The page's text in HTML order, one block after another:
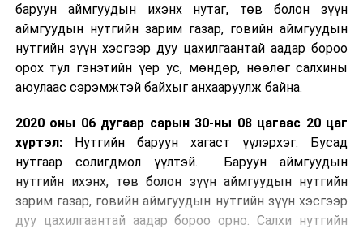
баруун аймгуудын ихэнх нутаг, төв болон зүүн
аймгуудын нутгийн зарим газар, говийн аймгуудын
нутгийн зүүн хэсгээр дуу цахилгаантай аадар бороо
орох тул гэнэтийн үер ус, мөндөр, нөөлөг салхины
аюулаас сэрэмжтэй байхыг анхааруулж байна.
2020 оны 06 дугаар сарын 30-ны 08 цагаас 20 цаг
хүртэл:Нутгийн баруун хагаст үүлэрхэг. Бусад
нутгаар солигдмол үүлтэй. Баруун аймгуудын
нутгийн ихэнх, төв болон зүүн аймгуудын нутгийн
зарим газар, говийн аймгуудын нутгийн зүүн хэсгээр
дуу цахилгаантай аадар бороо орно. Салхи нутгийн